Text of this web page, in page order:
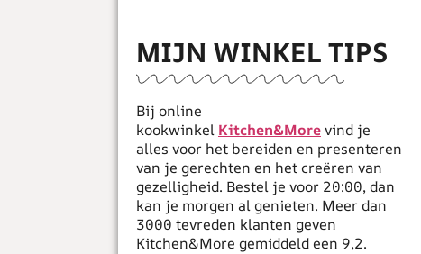
MIJN WINKEL TIPS
Bij online
kookwinkel Kitchen&Morevind je
alles voor het bereiden en presenteren
van je gerechten en het creëren van
gezelligheid. Bestel je voor 20:00, dan
kan je morgen al genieten. Meer dan
3000 tevreden klanten geven
Kitchen&More gemiddeld een 9,2.